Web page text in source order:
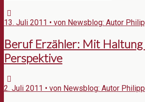
13. Juli 2011 • von Newsblog: Autor
Beruf Erzähler: Mit Haltung
Perspektive
2. Juli 2011 • von Newsblog: Autor